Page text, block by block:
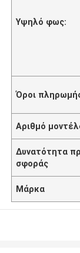
Υψηλό φως:
Όροι
Αριθμό
Δυνατότητα
σφοράς
Μάρκα